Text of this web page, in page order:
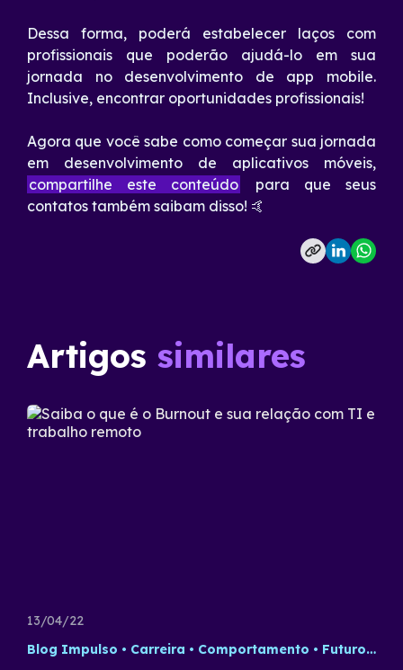
Dessa forma, poderá estabelecer laços com
profissionais que poderão ajudá-lo em sua
jornada no desenvolvimento de app mobile.
Inclusive, encontrar oportunidades profissionais!
Agora que você sabe como começar sua jornada
em desenvolvimento de aplicativos móveis,
compartilhe este conteúdo
para que seus
contatos também saibam disso! 🤙
Artigos similares
13/04/22
Blog Impulso
Carreira Comportamento Futuro do Trabalho